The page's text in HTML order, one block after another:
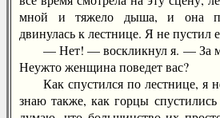
мной и тяжело дыша, и она
двинулась к лестнице. Я не пустил
— Нет! — воскликнул я. — За
Неужто женщина поведет вас?
Как спустился по лестнице, я
знаю также, как горцы